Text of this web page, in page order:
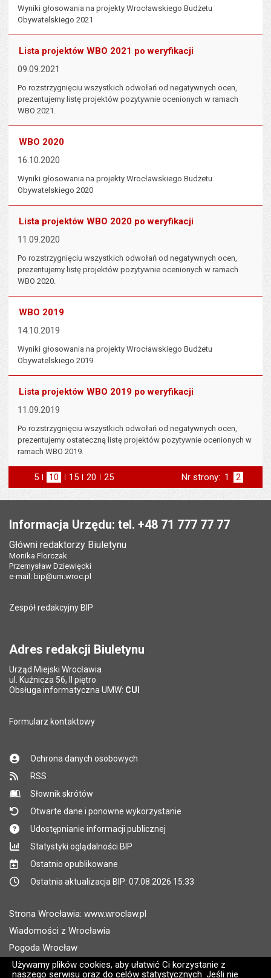
Używamy plików cookies, aby ułatwić Ci korzystanie z
naszego serwisu oraz do celów statystycznych. Jeśli nie
Wyniki głosowania na projekty Wrocławskiego Budżetu
Obywatelskiego 2021
Lista projektów WBO 2021 po weryfikacji
09.09.2021
Po rozstrzygnięciu wszystkich odwołań od negatywnych ocen,
prezentujemy listę projektów pozytywnie ocenionych w ramach
WBO 2021.
WBO 2020
16.10.2020
Wyniki głosowania na projekty Wrocławskiego Budżetu
Obywatelskiego 2020
Lista projektów WBO 2020 po weryfikacji
11.09.2020
Po rozstrzygnięciu wszystkich odwołań od negatywnych ocen,
prezentujemy listę projektów pozytywnie ocenionych w ramach
WBO 2020.
WBO 2019
14.10.2019
Wyniki głosowania na projekty Wrocławskiego Budżetu
Obywatelskiego 2019
Lista projektów WBO 2019 po weryfikacji
11.09.2019
Po rozstrzygnięciu wszystkich odwołań od negatywnych ocen,
prezentujemy ostateczną listę projektów pozytywnie ocenionych w
ramach WBO 2019.
5 elementów na stronie
10 elementów
na stronie
15 elementów
na stronie
20 elementów
na stronie
25
na stronie
Nr strony: Strona
1 Strona
2
Informacja Urzędu: tel. +48 71 777 77 77
Główni redaktorzy Biuletynu
Monika Florczak
Przemysław Dziewięcki
e-mail: bip@um.wroc.pl
Zespół redakcyjny BIP
Adres redakcji Biuletynu
Urząd Miejski Wrocławia
ul. Kuźnicza 56, II piętro
Obsługa informatyczna UMW: CUI
Formularz kontaktowy
Ochrona danych osobowych
RSS
Słownik skrótów
Otwarte dane i ponowne wykorzystanie
Udostępnianie informacji publicznej
Statystyki oglądalności BIP
Ostatnio opublikowane
Ostatnia aktualizacja BIP: 07.08.2026 15:33
Strona Wrocławia: www.wroclaw.pl
Wiadomości z Wrocławia
Pogoda Wrocław
Rozkłady jazdy MPK Wrocław